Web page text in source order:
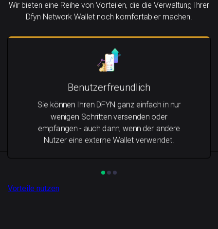
Wir bieten eine Reihe von Vorteilen, die die Verwaltung Ihrer
Dfyn Network Wallet noch komfortabler machen.
Benutzerfreundlich
Sie können Ihren DFYN ganz einfach in nur
wenigen Schritten versenden oder
empfangen - auch dann, wenn der andere
Nutzer eine externe Wallet verwendet.
Vorteile nutzen